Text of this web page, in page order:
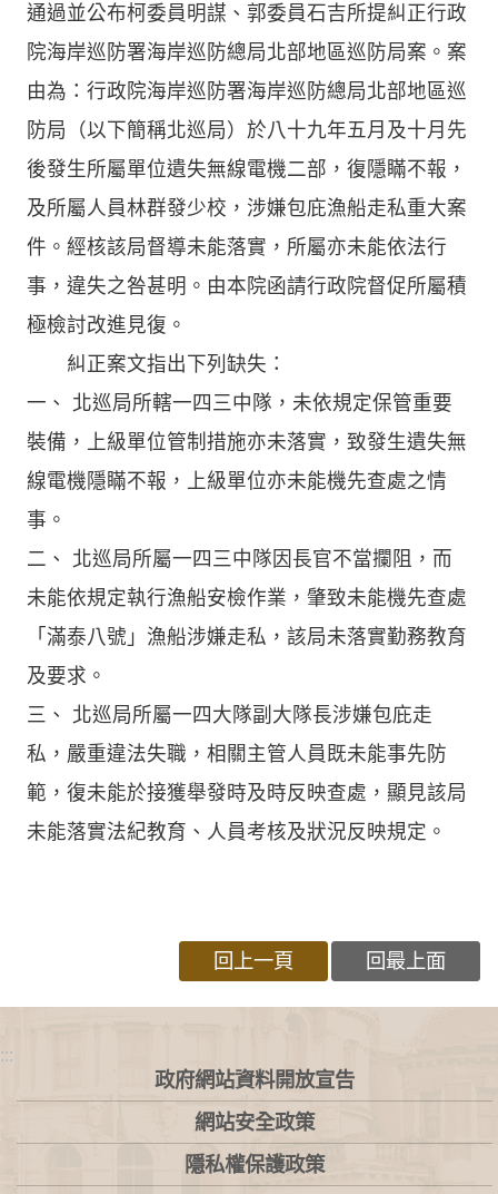
通過並公布柯委員明謀、郭委員石吉所提糾正行政
院海岸巡防署海岸巡防總局北部地區巡防局案。案
由為：行政院海岸巡防署海岸巡防總局北部地區巡
防局（以下簡稱北巡局）於八十九年五月及十月先
後發生所屬單位遺失無線電機二部，復隱瞞不報，
及所屬人員林群發少校，涉嫌包庇漁船走私重大案
件。經核該局督導未能落實，所屬亦未能依法行
事，違失之咎甚明。由本院函請行政院督促所屬積
極檢討改進見復。
糾正案文指出下列缺失：
一、 北巡局所轄一四三中隊，未依規定保管重要
裝備，上級單位管制措施亦未落實，致發生遺失無
線電機隱瞞不報，上級單位亦未能機先查處之情
事。
二、 北巡局所屬一四三中隊因長官不當攔阻，而
未能依規定執行漁船安檢作業，肇致未能機先查處
「滿泰八號」漁船涉嫌走私，該局未落實勤務教育
及要求。
三、 北巡局所屬一四大隊副大隊長涉嫌包庇走
私，嚴重違法失職，相關主管人員既未能事先防
範，復未能於接獲舉發時及時反映查處，顯見該局
未能落實法紀教育、人員考核及狀況反映規定。
回上一頁 回最上面
:::
政府網站資料開放宣告
網站安全政策
隱私權保護政策